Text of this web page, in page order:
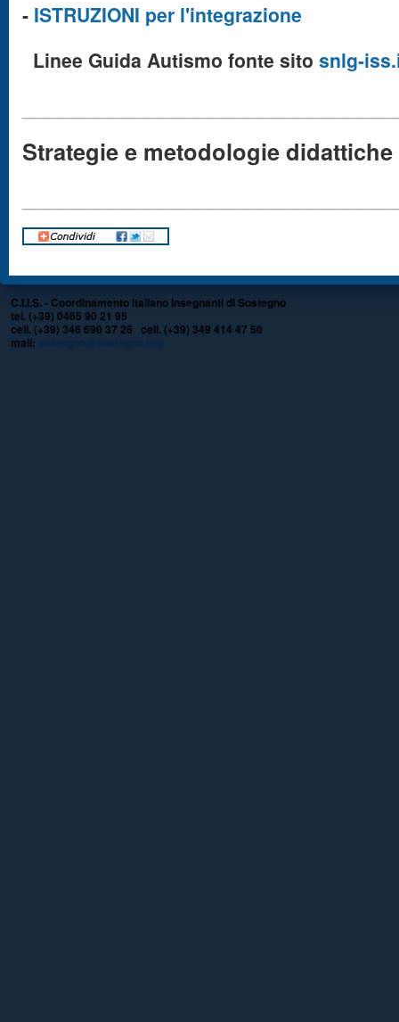
- ISTRUZIONI per l'integrazione
Linee Guida Autismo fonte sito snlg-
Strategie e metodologie didattiche
C.I.I.S. - Coordinamento Italiano Insegnanti di Sostegno
tel. (+39) 0465 90 21 95
cell. (+39) 346 690 37 26 cell. (+39) 349 414 47 50
mail: